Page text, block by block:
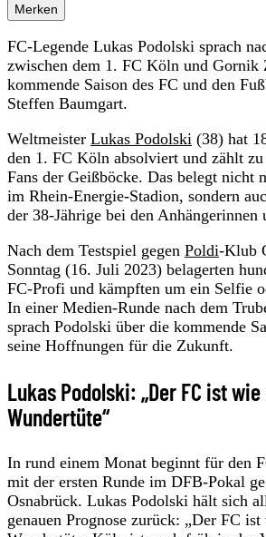
Merken
FC-Legende Lukas Podolski sprach
zwischen dem 1. FC Köln und Gornik
kommende Saison des FC und den
Steffen Baumgart.
Weltmeister Lukas Podolski (38) hat
den 1. FC Köln absolviert und zählt
Fans der Geißböcke. Das belegt nicht
im Rhein-Energie-Stadion, sondern
der 38-Jährige bei den Anhängerinnen
Nach dem Testspiel gegen Poldi-Klub
Sonntag (16. Juli 2023) belagerten
FC-Profi und kämpften um ein Selfie
In einer Medien-Runde nach dem
sprach Podolski über die kommende
seine Hoffnungen für die Zukunft.
Lukas Podolski: „Der FC ist
Wundertüte“
In rund einem Monat beginnt für den
mit der ersten Runde im DFB-Pokal
Osnabrück. Lukas Podolski hält sich
genauen Prognose zurück: „Der FC